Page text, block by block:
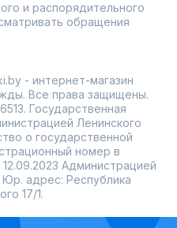
и распорядительного
обращения
- интернет-магазин
Все права защищены.
Государственная
Ленинского
о государственной
номер в
Администрацией
Юр. адрес: Республика
17/1.